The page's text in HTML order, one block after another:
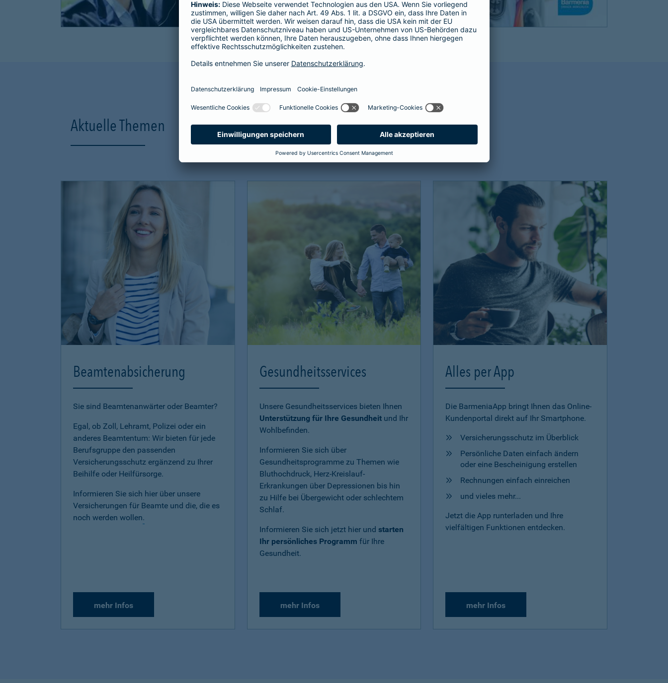
Aktuelle Themen
Beamtenabsicherung
Sie sind Beamtenanwärter oder Beamter?
Egal, ob Zoll, Lehramt, Polizei oder ein
anderes Beamtentum: Wir bieten für jede
Berufsgruppe den passenden
Versicherungsschutz ergänzend zu Ihrer
Beihilfe oder Heilfürsorge.
Informieren Sie sich hier über unsere
Versicherungen für Beamte und die, die es
noch werden wollen.
mehr Infos
Gesundheitsservices
Unsere Gesundheitsservices bieten Ihnen
Unterstützung für Ihre Gesundheitund Ihr
Wohlbefinden.
Informieren Sie sich über
Gesundheitsprogramme zu Themen wie
Bluthochdruck, Herz-Kreislauf-
Erkrankungen über Depressionen bis hin
zu Hilfe bei Übergewicht oder schlechtem
Schlaf.
Informieren Sie sich jetzt hier und starten
Ihr persönliches Programm für Ihre
Gesundheit.
mehr Infos
Alles per App
Die BarmeniaApp bringt Ihnen das Online-
Kundenportal direkt auf Ihr Smartphone.
Versicherungsschutz im Überblick
Persönliche Daten einfach ändern
oder eine Bescheinigung erstellen
Rechnungen einfach einreichen
und vieles mehr...
Jetzt die App runterladen und Ihre
vielfältigen Funktionen entdecken.
mehr Infos